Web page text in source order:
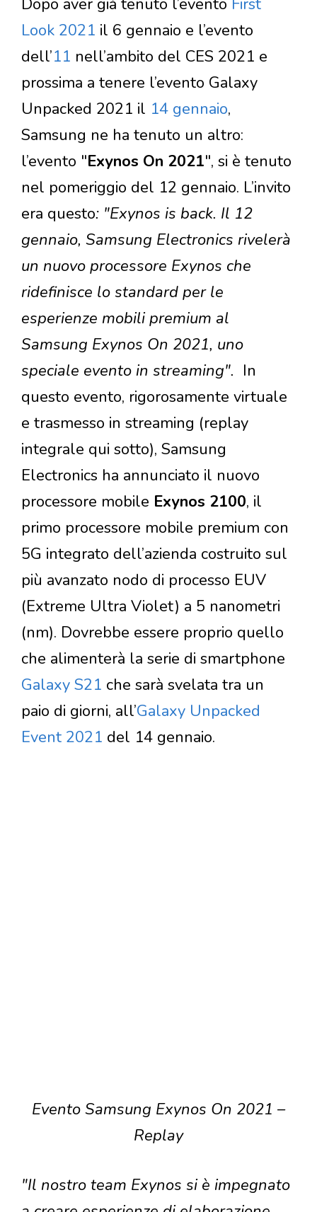
Look 2021 il 6 gennaio e l’evento
dell’11 nell’ambito del CES 2021 e
prossima a tenere l’evento Galaxy
Unpacked 2021 il 14 gennaio,
Samsung ne ha tenuto un altro:
l’evento "Exynos On 2021", si è tenuto
nel pomeriggio del 12 gennaio. L’invito
era questo: "Exynos is back. Il 12
gennaio, Samsung Electronics rivelerà
un nuovo processore Exynos che
ridefinisce lo standard per le
esperienze mobili premium al
Samsung Exynos On 2021, uno
speciale evento in streaming". In
questo evento, rigorosamente virtuale
e trasmesso in streaming (replay
integrale qui sotto), Samsung
Electronics ha annunciato il nuovo
processore mobile Exynos 2100, il
primo processore mobile premium con
5G integrato dell’azienda costruito sul
più avanzato nodo di processo EUV
(Extreme Ultra Violet) a 5 nanometri
(nm). Dovrebbe essere proprio quello
che alimenterà la serie di smartphone
Galaxy S21 che sarà svelata tra un
paio di giorni, all’Galaxy Unpacked
Event 2021 del 14 gennaio.
Evento Samsung Exynos On 2021 –
Replay
"Il nostro team Exynos si è impegnato